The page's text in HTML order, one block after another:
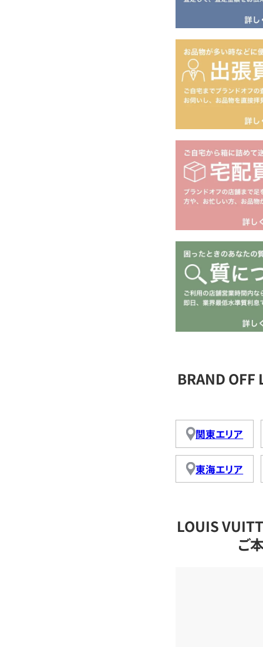
BRAND
関東エリア
東海エリア
LOUIS
ご